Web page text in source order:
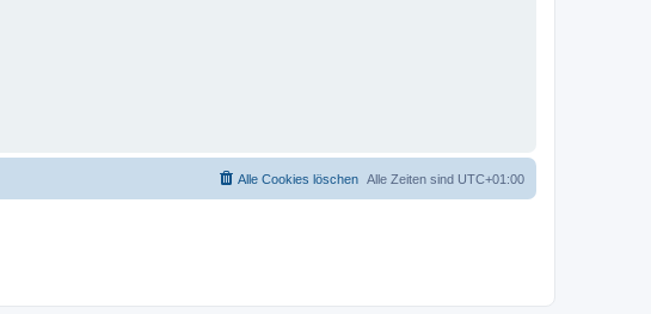
Alle Zeiten sind UTC+01:00
Alle Cookies löschen